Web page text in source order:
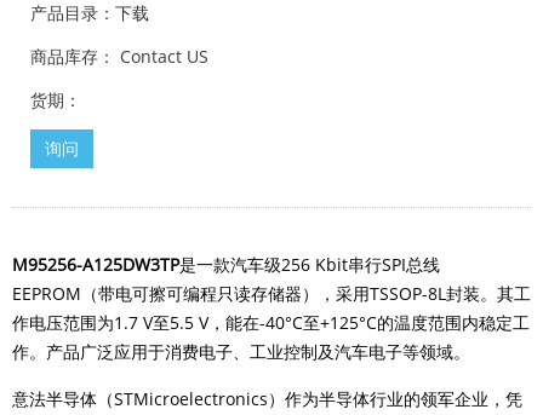
产品目录： 下载
商品库存： Contact US
货期：
询问
M95256-A125DW3TP是一款汽车级256 Kbit串行SPI总线
EEPROM（带电可擦可编程只读存储器），采用TSSOP-8L封装。 其工
作电压范围为1.7 V至5.5 V，能在-40°C至+125°C的温度范围内稳定工
作。产品广泛应用于消费电子、工业控制及汽车电子等领域。
意法半导体（STMicroelectronics）作为半导体行业的领军企业，凭